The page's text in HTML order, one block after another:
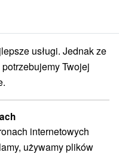
Santovka Basen Santovka
do
usługi. Jednak ze
Twojej
internetowych
używamy plików